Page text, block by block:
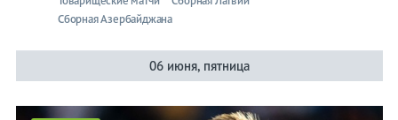
Сборная Азербайджана
06 июня, пятница